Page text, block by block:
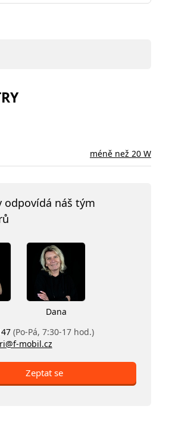
méně než 20 W
odpovídá náš tým
Dana
(Po-Pá, 7:30-17 hod.)
mobil.cz
Zeptat se